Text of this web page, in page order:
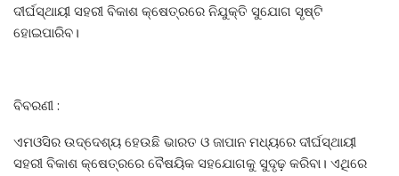
ଦୀର୍ଘସ୍ଥାୟୀ ସହରୀ ବିକାଶ କ୍ଷେତ୍ରରେ ନିଯୁକ୍ତି ସୁଯୋଗ ସୃଷ୍ଟି
ହୋଇପାରିବ।
ବିବରଣୀ :
ଏମଓସିର ଉଦ୍ଦେଶ୍ୟ ହେଉଛି ଭାରତ ଓ ଜାପାନ ମଧ୍ୟରେ ଦୀର୍ଘସ୍ଥାୟୀ
ସହରୀ ବିକାଶ କ୍ଷେତ୍ରରେ ବୈଷୟିକ ସହଯୋଗକୁ ସୁଦୃଢ଼ କରିବା। ଏଥିରେ